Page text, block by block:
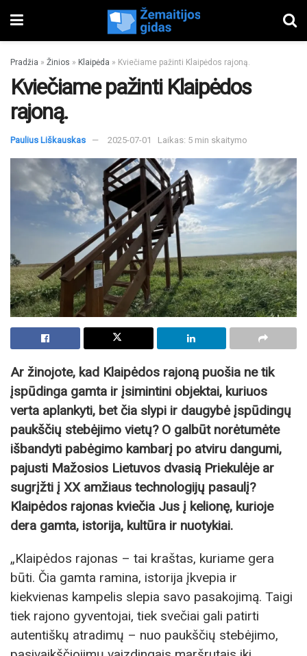
Pradžia » Žinios » Klaipėda » Kviečiame pažinti Klaipėdos rajoną.
Kviečiame pažinti Klaipėdos
rajoną.
Paulius Liškauskas 2025-07-01 Laikas: 5 min skaitymo
Ar žinojote, kad Klaipėdos rajoną puošia ne tik
įspūdinga gamta ir įsimintini objektai, kuriuos
verta aplankyti, bet čia slypi ir daugybė įspūdingų
paukščių stebėjimo vietų? O galbūt norėtumėte
išbandyti pabėgimo kambarį po atviru dangumi,
pajusti Mažosios Lietuvos dvasią Priekulėje ar
sugrįžti į XX amžiaus technologijų pasaulį?
Klaipėdos rajonas kviečia Jus į kelionę, kurioje
dera gamta, istorija, kultūra ir nuotykiai.
„Klaipėdos rajonas – tai kraštas, kuriame gera
būti. Čia gamta ramina, istorija įkvepia ir
kiekvienas kampelis slepia savo pasakojimą. Taigi
tiek rajono gyventojai, tiek svečiai gali patirti
autentiškų atradimų – nuo paukščių stebėjimo,